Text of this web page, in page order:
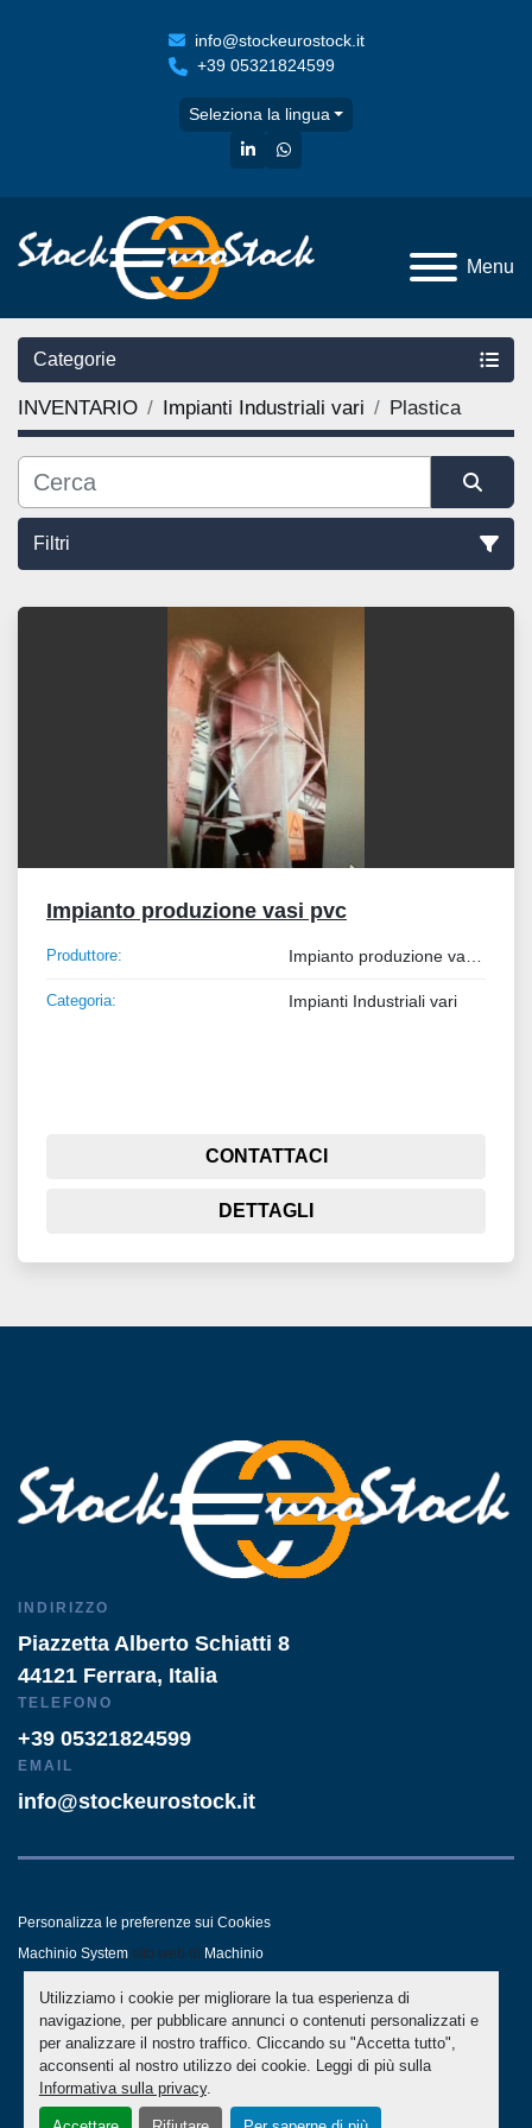
Utilizziamo i cookie per migliorare la tua esperienza di
navigazione, per pubblicare annunci o contenuti personalizzati e
per analizzare il nostro traffico. Cliccando su "Accetta tutto",
acconsenti al nostro utilizzo dei cookie. Leggi di più sulla
Informativa sulla privacy.
info@stockeurostock.it
+39 05321824599
Seleziona la lingua
linkedinwhatsapp
Menu
Categorie
INVENTARIO Impianti Industriali vari Plastica
Filtri
Ordina per
Impianto produzione vasi pvc
Produttore:
Categoria: Impianti Industriali vari
CONTATTACI
DETTAGLI
INDIRIZZO
Piazzetta Alberto Schiatti 8
44121 Ferrara, Italia
TELEFONO
+39 05321824599
EMAIL
info@stockeurostock.it
Personalizza le preferenze sui Cookies
Machinio System sito web di Machinio
- LINKEDIN - WHATSAPP